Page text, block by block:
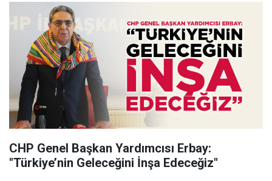
CHP Genel Başkan Yardımcısı Erbay:
"Türkiye’nin Geleceğini İnşa Edeceğiz"